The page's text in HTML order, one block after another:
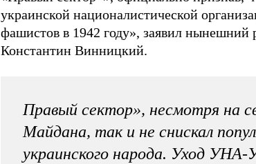
украинской националистической
фашистов в 1942 году», заявил
Константин Винницкий.
Правый сектор», несмотря на
Майдана, так и не снискал
украинского народа. Уход